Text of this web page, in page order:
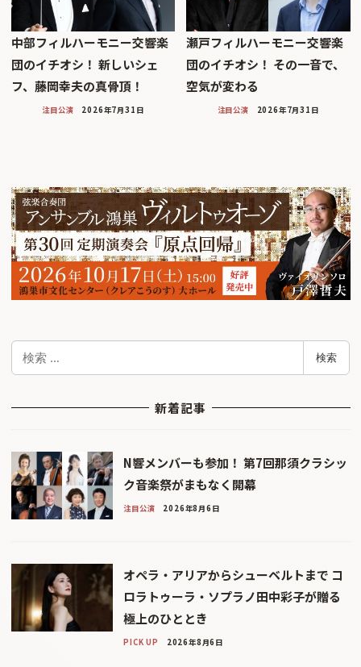
中部フィルハーモニー交響楽
団のイチオシ！ 新しいシェ
フ、藤岡幸夫の真骨頂！
注目公演 2026年7月31日
瀬戸フィルハーモニー交響楽
団のイチオシ！ その一音で、
空気が変わる
注目公演 2026年7月31日
検
検索
新着記事
N響メンバーも参加！ 第7回那須クラシッ
ク音楽祭がまもなく開幕
注目公演 2026年8月6日
オペラ・アリアからシューベルトまで コ
ロラトゥーラ・ソプラノ田中彩子が贈る
極上のひととき
PICK UP 2026年8月6日